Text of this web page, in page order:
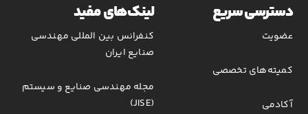
دسترسی سریع
عضویت
کمیته‌های تخصصی
آکادمی
لینک‌های مفید
کنفرانس بین المللی مهندسی
صنایع ایران
مجله مهندسی صنایع و سیستم
(JISE)